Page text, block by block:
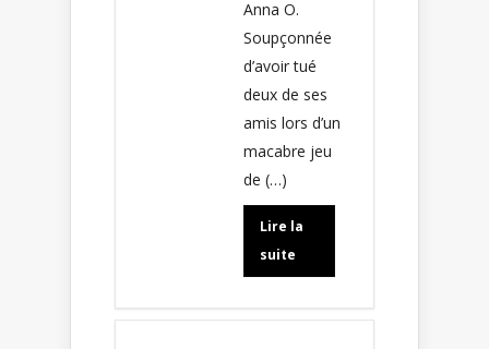
Anna O.
Soupçonnée
d’avoir tué
deux de ses
amis lors d’un
macabre jeu
de (…)
Lire la
suite